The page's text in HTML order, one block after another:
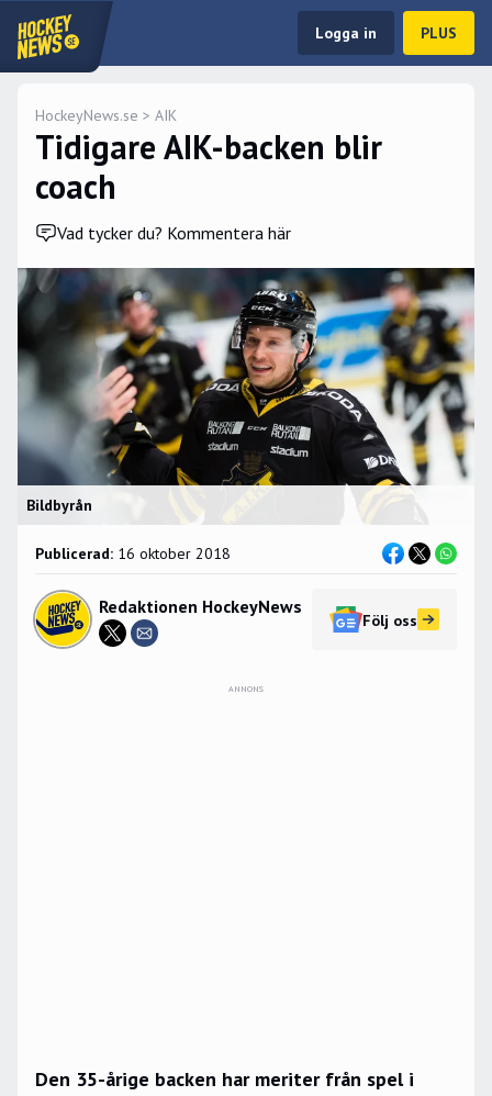
Logga in PLUS
HockeyNews.se > AIK
Tidigare AIK-backen blir
coach
Vad tycker du? Kommentera här
Bildbyrån
Publicerad: 16 oktober 2018
Redaktionen HockeyNews
Följ oss
ANNONS
Den 35-årige backen har meriter från spel i